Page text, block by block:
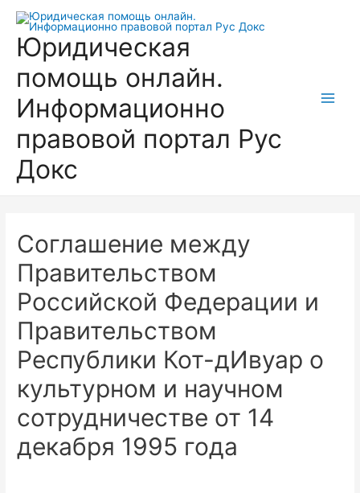
Перейти
содержимому
Юридическая
помощь онлайн.
Информационно
правовой портал Рус
Докс
Соглашение между
Правительством
Российской Федерации и
Правительством
Республики Кот-дИвуар о
культурном и научном
сотрудничестве от 14
декабря 1995 года